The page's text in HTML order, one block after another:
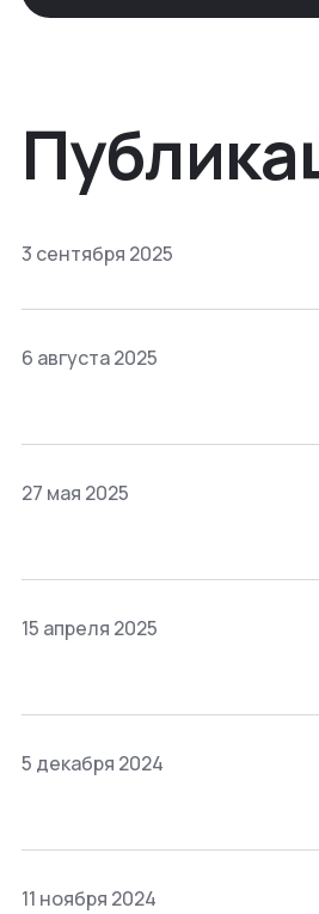
3 сентября 2025
6 августа 2025
27 мая 2025
15 апреля 2025
5 декабря 2024
11 ноября 2024